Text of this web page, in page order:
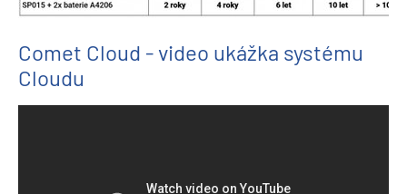
Comet Cloud - video ukážka systému
Cloudu